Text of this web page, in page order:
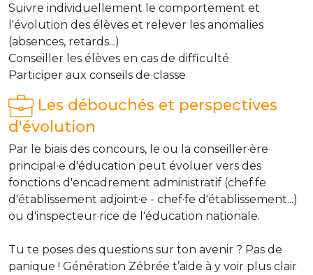
Suivre individuellement le comportement et
l'évolution des élèves et relever les anomalies
(absences, retards...)
Conseiller les élèves en cas de difficulté
Participer aux conseils de classe
Les débouchés et perspectives
d'évolution
Par le biais des concours, le ou la conseiller·ère
principal·e d'éducation peut évoluer vers des
fonctions d'encadrement administratif (chef·fe
d'établissement adjoint·e - chef·fe d'établissement...)
ou d'inspecteur·rice de l'éducation nationale.
Tu te poses des questions sur ton avenir ? Pas de
panique ! Génération Zébrée t’aide à y voir plus clair